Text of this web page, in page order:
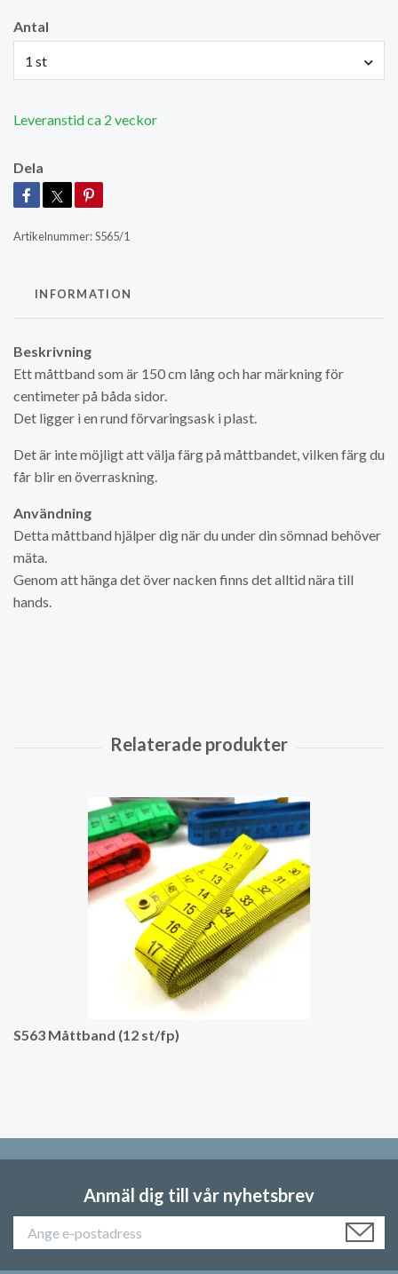
Antal
1 st
Leveranstid ca 2 veckor
Dela
Artikelnummer:S565/1
INFORMATION
Beskrivning
Ett måttband som är 150 cm lång och har märkning för
centimeter på båda sidor.
Det ligger i en rund förvaringsask i plast.
Det är inte möjligt att välja färg på måttbandet, vilken färg du
får blir en överraskning.
Användning
Detta måttband hjälper dig när du under din sömnad behöver
mäta.
Genom att hänga det över nacken finns det alltid nära till
hands.
S563 Måttband (12 st/fp)
Anmäl dig till vår nyhetsbrev